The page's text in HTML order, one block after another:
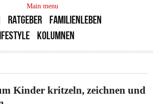
Main menu
RATGEBER
FAMILIENLEBEN
KOLUMNEN
Kinder kritzeln, zeichnen und